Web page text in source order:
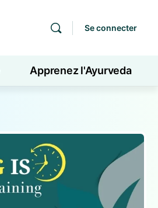
Se connecter
Apprenez l'Ayurveda